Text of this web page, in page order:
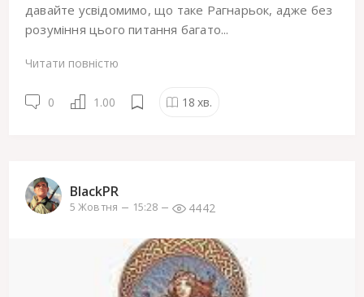
давайте усвідомимо, що таке Рагнарьок, адже без
розуміння цього питання багато...
Читати повністю
0 1.00 18 хв.
BlackPR
5 Жовтня 15:28 4442